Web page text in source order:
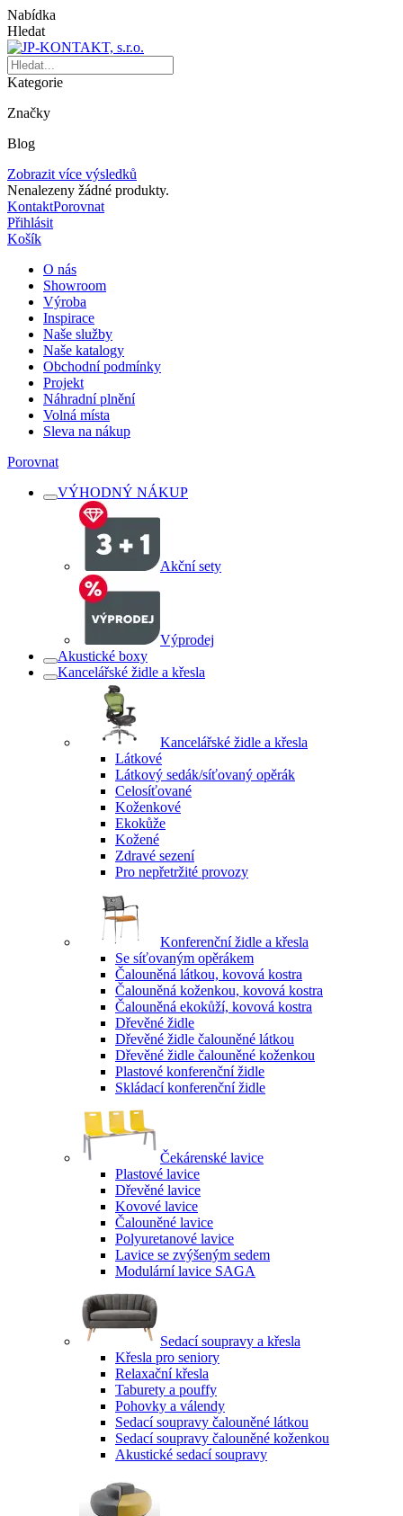
Nabídka
Hledat
Kategorie
Značky
Blog
Zobrazit více výsledků
Nenalezeny žádné produkty.
KontaktPorovnat
Přihlásit
Košík
O nás
Showroom
Výroba
Inspirace
Naše služby
Naše katalogy
Obchodní podmínky
Projekt
Náhradní plnění
Volná místa
Sleva na nákup
Porovnat
VÝHODNÝ NÁKUP
Akční sety
Výprodej
Akustické boxy
Kancelářské židle a křesla
Kancelářské židle a křesla
Látkové
Látkový sedák/síťovaný opěrák
Celosíťované
Koženkové
Ekokůže
Kožené
Zdravé sezení
Pro nepřetržité provozy
Konferenční židle a křesla
Se síťovaným opěrákem
Čalouněná látkou, kovová kostra
Čalouněná koženkou, kovová kostra
Čalouněná ekokůží, kovová kostra
Dřevěné židle
Dřevěné židle čalouněné látkou
Dřevěné židle čalouněné koženkou
Plastové konferenční židle
Skládací konferenční židle
Čekárenské lavice
Plastové lavice
Dřevěné lavice
Kovové lavice
Čalouněné lavice
Polyuretanové lavice
Lavice se zvýšeným sedem
Modulární lavice SAGA
Sedací soupravy a křesla
Křesla pro seniory
Relaxační křesla
Taburety a pouffy
Pohovky a válendy
Sedací soupravy čalouněné látkou
Sedací soupravy čalouněné koženkou
Akustické sedací soupravy